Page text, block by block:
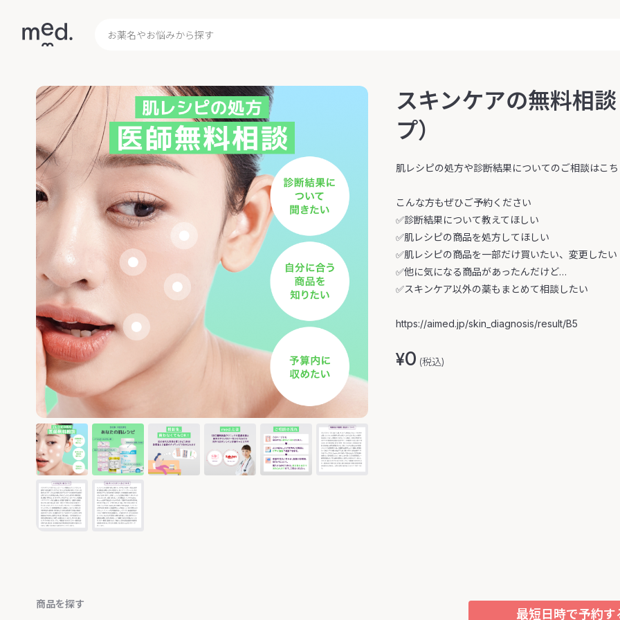
スキンケアの無料相
プ）
肌レシピの処方や診断結果についてのご相談はこ
こんな方もぜひご予約ください
✅診断結果について教えてほしい
✅肌レシピの商品を処方してほしい
✅肌レシピの商品を一部だけ買いたい、変更したい
✅他に気になる商品があったんだけど…
✅スキンケア以外の薬もまとめて相談したい
https://aimed.jp/skin_diagnosis/result/B5
¥0 (税込)
商品を探す
最短日時で予約す